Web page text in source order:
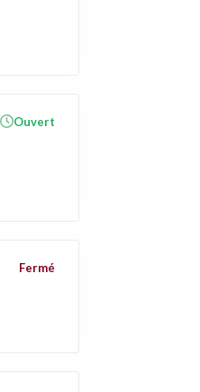
Ouvert
Fermé